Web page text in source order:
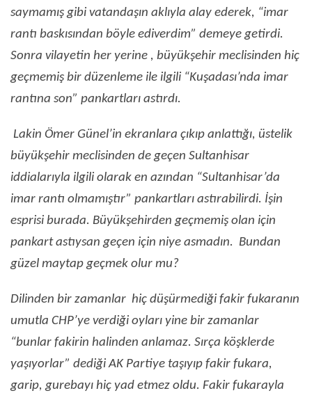
saymamış gibi vatandaşın aklıyla alay ederek, “imar
rantı baskısından böyle ediverdim” demeye getirdi.
Sonra vilayetin her yerine , büyükşehir meclisinden hiç
geçmemiş bir düzenleme ile ilgili “Kuşadası’nda imar
rantına son” pankartları astırdı.
Lakin Ömer Günel’in ekranlara çıkıp anlattığı, üstelik
büyükşehir meclisinden de geçen Sultanhisar
iddialarıyla ilgili olarak en azından “Sultanhisar’da
imar rantı olmamıştır” pankartları astırabilirdi. İşin
esprisi burada. Büyükşehirden geçmemiş olan için
pankart astıysan geçen için niye asmadın. Bundan
güzel maytap geçmek olur mu?
Dilinden bir zamanlar hiç düşürmediği fakir fukaranın
umutla CHP’ye verdiği oyları yine bir zamanlar
“bunlar fakirin halinden anlamaz. Sırça köşklerde
yaşıyorlar” dediği AK Partiye taşıyıp fakir fukara,
garip, gurebayı hiç yad etmez oldu. Fakir fukarayla